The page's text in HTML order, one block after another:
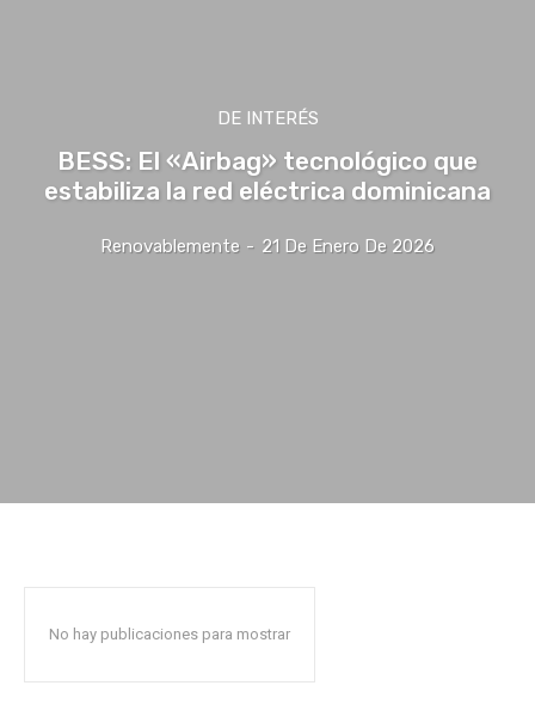
DE INTERÉS
BESS: El «Airbag» tecnológico que
estabiliza la red eléctrica dominicana
Renovablemente - 21 De Enero De 2026
No hay publicaciones para mostrar